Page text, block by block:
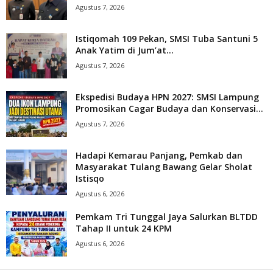
Agustus 7, 2026
Istiqomah 109 Pekan, SMSI Tuba Santuni 5
Anak Yatim di Jum’at...
Agustus 7, 2026
Ekspedisi Budaya HPN 2027: SMSI Lampung
Promosikan Cagar Budaya dan Konservasi...
Agustus 7, 2026
Hadapi Kemarau Panjang, Pemkab dan
Masyarakat Tulang Bawang Gelar Sholat
Istisqo
Agustus 6, 2026
Pemkam Tri Tunggal Jaya Salurkan BLTDD
Tahap II untuk 24 KPM
Agustus 6, 2026